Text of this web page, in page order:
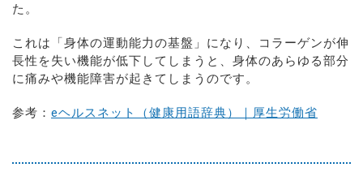
た。
これは「身体の運動能力の基盤」になり、コラーゲンが伸
長性を失い機能が低下してしまうと、身体のあらゆる部分
に痛みや機能障害が起きてしまうのです。
参考： eヘルスネット（健康用語辞典）｜厚生労働省